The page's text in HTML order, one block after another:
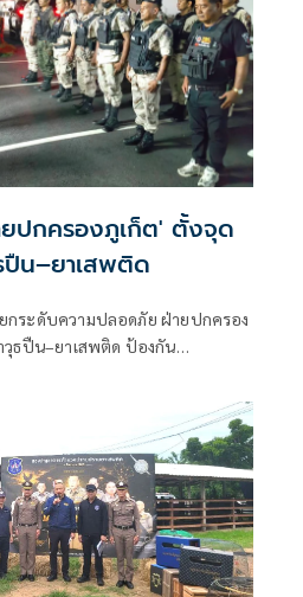
ปกครองภูเก็ต' ตั้งจุด
ปืน–ยาเสพติด
กระดับความปลอดภัย ฝ่ายปกครอง
วุธปืน–ยาเสพติด ป้องกัน